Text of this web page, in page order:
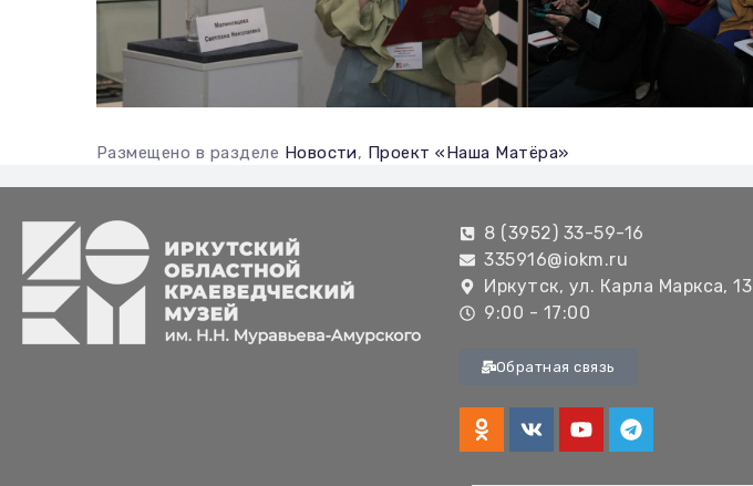
Размещено в разделе Новости, Проект «Наша Матёра»
8 (3952) 33-59-16
335916@iokm.ru
Иркутск, ул. Карла Маркса, 13
9:00 - 17:00
Обратная связь